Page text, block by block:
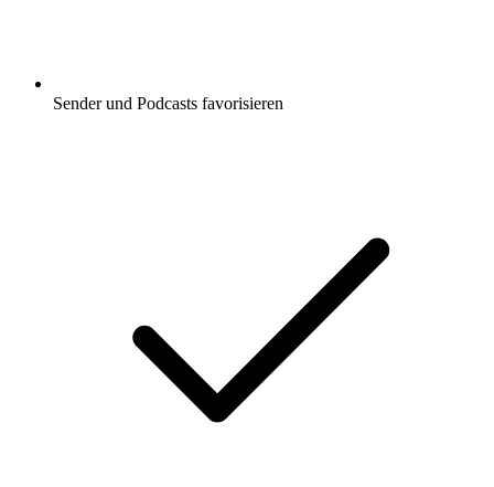
Sender und Podcasts favorisieren